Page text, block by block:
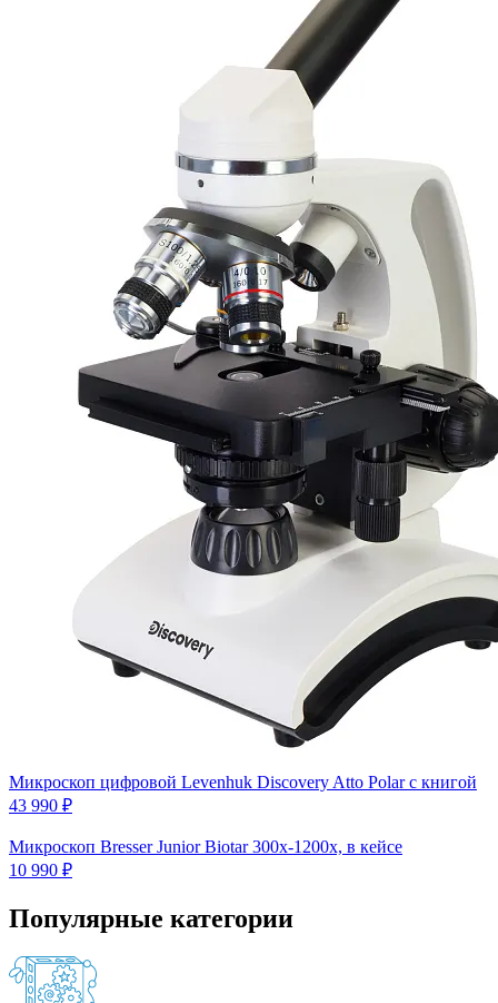
Микроскоп цифровой Levenhuk Discovery Atto Polar с книгой
43 990 ₽
Микроскоп Bresser Junior Biotar 300x-1200x, в кейсе
10 990 ₽
Популярные категории